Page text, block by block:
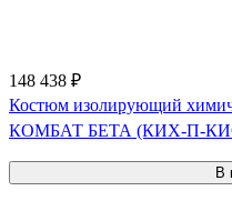
148 438 ₽
Костюм изолирующий
КОМБАТ БЕТА (КИХ-П-
В